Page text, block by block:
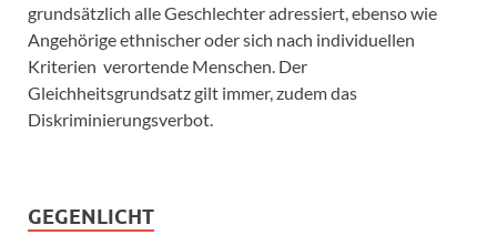
grundsätzlich alle Geschlechter adressiert, ebenso wie
Angehörige ethnischer oder sich nach individuellen
Kriterien verortende Menschen. Der
Gleichheitsgrundsatz gilt immer, zudem das
Diskriminierungsverbot.
GEGENLICHT